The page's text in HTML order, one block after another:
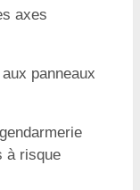
axes
panneaux
à risque